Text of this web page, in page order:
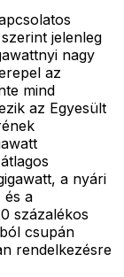
jelenleg
nagy
az
mind
az Egyesült
a nyári
és a
százalékos
csupán
rendelkezésre